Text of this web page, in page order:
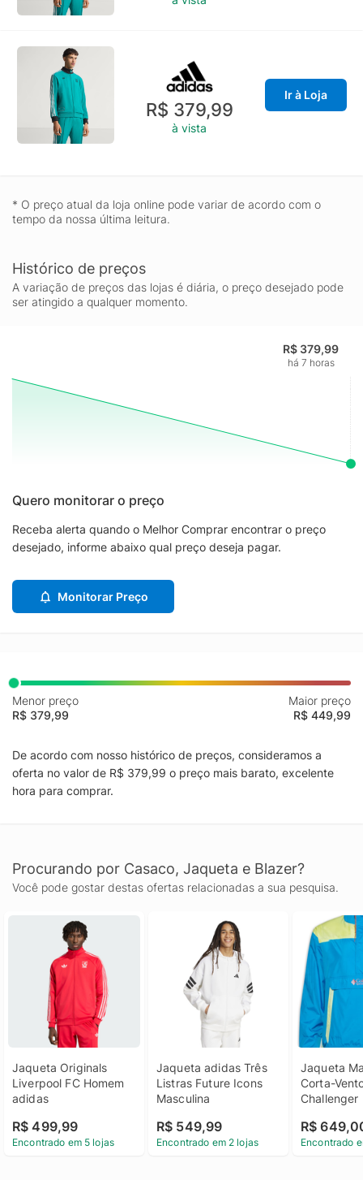
R$ 379,99
à vista
Ir à Loja
* O preço atual da loja online pode variar de acordo com o
tempo da nossa última leitura.
Histórico de preços
A variação de preços das lojas é diária, o preço desejado pode
ser atingido a qualquer momento.
R$ 379,99
há 7 horas
Quero monitorar o preço
Receba alerta quando o Melhor Comprar encontrar o preço
desejado, informe abaixo qual preço deseja pagar.
Monitorar Preço
Menor preço
R$ 379,99
Maior preço
R$ 449,99
De acordo com nosso histórico de preços, consideramos a
oferta no valor de R$ 379,99 o preço mais barato, excelente
hora para comprar.
Procurando por Casaco, Jaqueta e Blazer?
Você pode gostar destas ofertas relacionadas a sua pesquisa.
Jaqueta Originals
Liverpool FC Homem
adidas
R$ 499,99
Encontrado em 5 lojas
Jaqueta adidas Três
Listras Future Icons
Masculina
R$ 549,99
Encontrado em 2 lojas
Jaqueta
Corta-
Challenger
R$
Encontrado